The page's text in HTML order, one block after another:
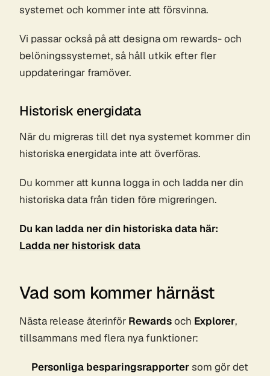
systemet och kommer inte att försvinna.
Vi passar också på att designa om rewards- och
belöningssystemet, så håll utkik efter fler
uppdateringar framöver.
Historisk energidata
När du migreras till det nya systemet kommer din
historiska energidata inte att överföras.
Du kommer att kunna logga in och ladda ner din
historiska data från tiden före migreringen.
Du kan ladda ner din historiska data här:
Ladda ner historisk data
Vad som kommer härnäst
Nästa release återinför Rewardsoch Explorer,
tillsammans med flera nya funktioner:
Personliga besparingsrapportersom gör det